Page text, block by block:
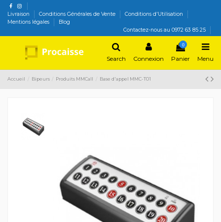
Livraison Conditions Générales de Vente
Conditions d'Utilisation
Mentions légales
Blog
Contactez-nous au 0972 63 85 25
Search Connexion
0
Panier Menu
Accueil Bipeurs Produits MMCall Base d'appel MMC-T01